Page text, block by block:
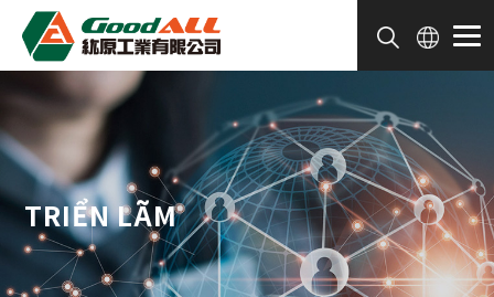
TRIỂN LÃM
Bảng quản lý cookie